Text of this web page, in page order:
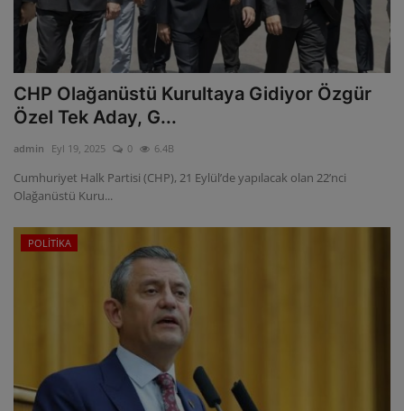
CHP Olağanüstü Kurultaya Gidiyor Özgür
Özel Tek Aday, G...
admin Eyl 19, 2025 0 6.4B
Cumhuriyet Halk Partisi (CHP), 21 Eylül’de yapılacak olan 22’nci
Olağanüstü Kuru...
POLİTİKA